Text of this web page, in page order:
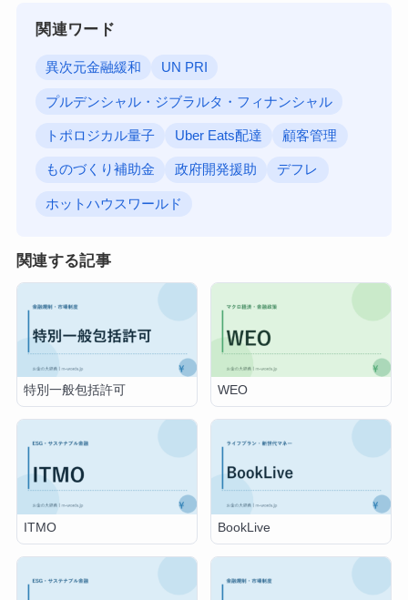
関連ワード
異次元金融緩和 UN PRI
プルデンシャル・ジブラルタ・フィナンシャル
トポロジカル量子 Uber Eats配達 顧客管理
ものづくり補助金 政府開発援助 デフレ
ホットハウスワールド
関連する記事
特別一般包括許可 WEO
ITMO BookLive